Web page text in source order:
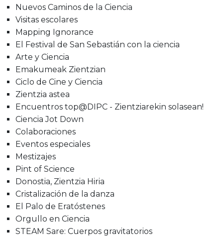
Nuevos Caminos de la Ciencia
Visitas escolares
Mapping Ignorance
El Festival de San Sebastián con la ciencia
Arte y Ciencia
Emakumeak Zientzian
Ciclo de Cine y Ciencia
Zientzia astea
Encuentros top@DIPC - Zientziarekin solasean!
Ciencia Jot Down
Colaboraciones
Eventos especiales
Mestizajes
Pint of Science
Donostia, Zientzia Hiria
Cristalización de la danza
El Palo de Eratóstenes
Orgullo en Ciencia
STEAM Sare: Cuerpos gravitatorios